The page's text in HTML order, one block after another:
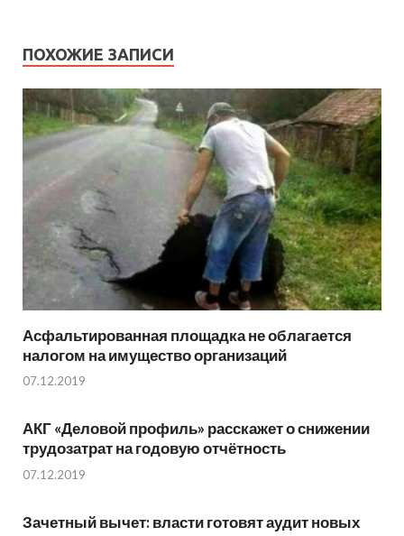
ПОХОЖИЕ ЗАПИСИ
Асфальтированная площадка не облагается
налогом на имущество организаций
07.12.2019
АКГ «Деловой профиль» расскажет о снижении
трудозатрат на годовую отчётность
07.12.2019
Зачетный вычет: власти готовят аудит новых